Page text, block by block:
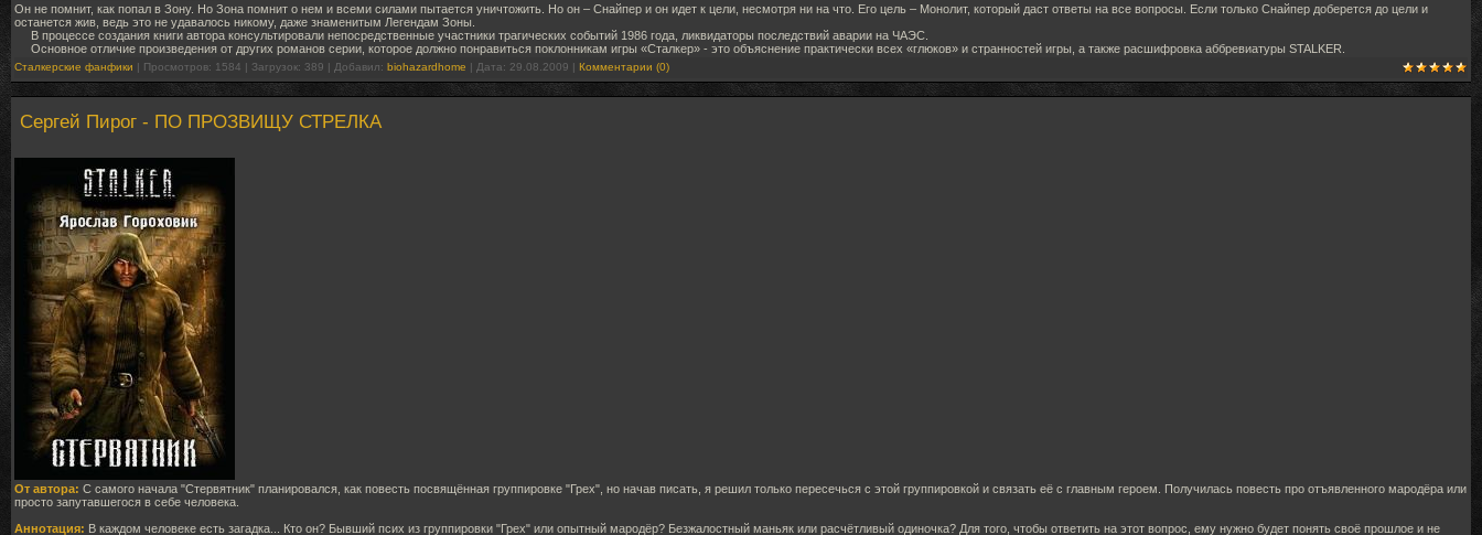
Он не помнит, как попал в Зону. Но Зона помнит о нем и всеми силами пытается уничтожить. Но он – Снайпер и он идет к цели, несмотря ни на что. Его цель – Монолит, который даст ответы на все вопросы. Если только Снайпер доберется до цели и
останется жив, ведь это не удавалось никому, даже знаменитым Легендам Зоны.
В процессе создания книги автора консультировали непосредственные участники трагических событий 1986 года, ликвидаторы последствий аварии на ЧАЭС.
Основное отличие произведения от других романов серии, которое должно понравиться поклонникам игры «Сталкер» - это объяснение практически всех «глюков» и странностей игры, а также расшифровка аббревиатуры STALKER.
Сталкерские фанфики | Просмотров: 1584 | Загрузок: 389 | Добавил: biohazardhome | Дата: 29.08.2009 | Комментарии (0)
Сергей Пирог - ПО ПРОЗВИЩУ СТРЕЛКА
От автора: С самого начала "Стервятник" планировался, как повесть посвящённая группировке "Грех", но начав писать, я решил только пересечься с этой группировкой и связать её с главным героем. Получилась повесть про отъявленного мародёра или
просто запутавшегося в себе человека.
Аннотация: В каждом человеке есть загадка... Кто он? Бывший псих из группировки "Грех" или опытный мародёр? Безжалостный маньяк или расчётливый одиночка? Для того, чтобы ответить на этот вопрос, ему нужно будет понять своё прошлое и не